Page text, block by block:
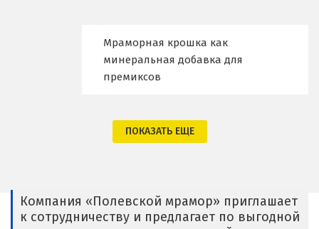
Дубна
Мраморная крошка как
минеральная добавка для
премиксов
ПОКАЗАТЬ ЕЩЕ
Компания «Полевской мрамор» приглашает
к сотрудничеству и предлагает по выгодной